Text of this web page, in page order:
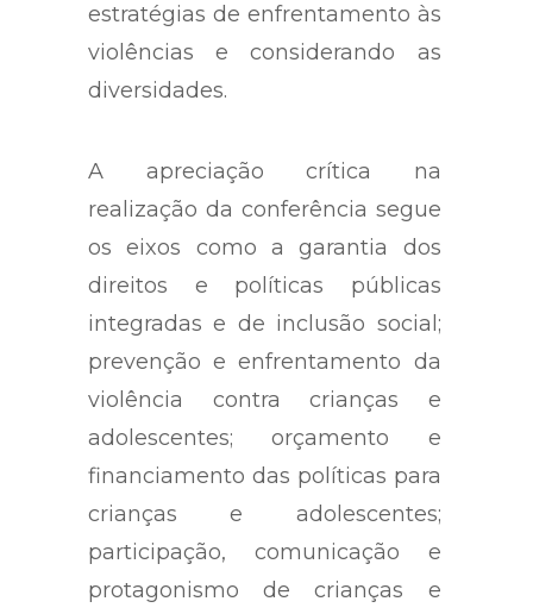
estratégias de enfrentamento às
violências e considerando as
diversidades.
A apreciação crítica na
realização da conferência segue
os eixos como a garantia dos
direitos e políticas públicas
integradas e de inclusão social;
prevenção e enfrentamento da
violência contra crianças e
adolescentes; orçamento e
financiamento das políticas para
crianças e adolescentes;
participação, comunicação e
protagonismo de crianças e